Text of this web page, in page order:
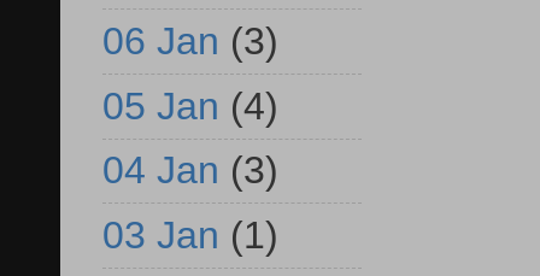
06 Jan (3)
05 Jan (4)
04 Jan (3)
03 Jan (1)